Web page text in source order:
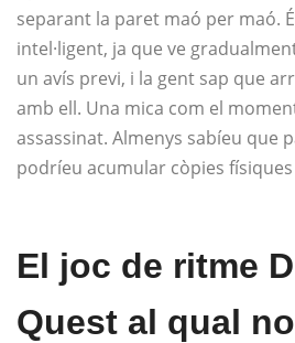
separant la paret maó per maó.
intel·ligent, ja que ve
un avís previ, i la gent sap que
amb ell. Una mica com el
assassinat. Almenys sabíeu que
podríeu acumular còpies
El joc de ritme
Quest al qual